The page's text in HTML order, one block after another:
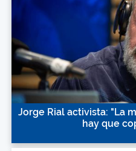
Jorge Rial activista: "La
hay que